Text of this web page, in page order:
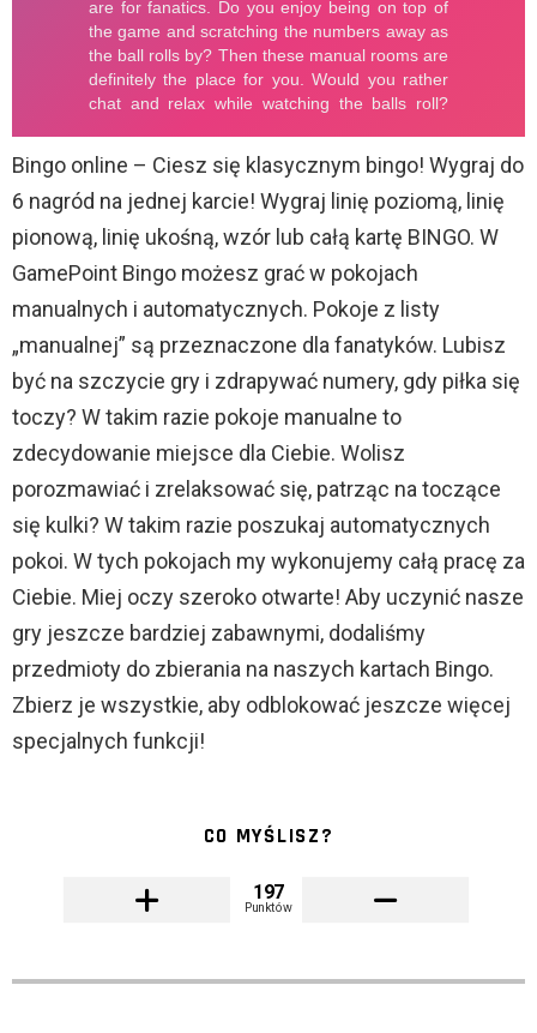
Bingo online – Ciesz się klasycznym bingo! Wygraj do
6 nagród na jednej karcie! Wygraj linię poziomą, linię
pionową, linię ukośną, wzór lub całą kartę BINGO. W
GamePoint Bingo możesz grać w pokojach
manualnych i automatycznych. Pokoje z listy
„manualnej” są przeznaczone dla fanatyków. Lubisz
być na szczycie gry i zdrapywać numery, gdy piłka się
toczy? W takim razie pokoje manualne to
zdecydowanie miejsce dla Ciebie. Wolisz
porozmawiać i zrelaksować się, patrząc na toczące
się kulki? W takim razie poszukaj automatycznych
pokoi. W tych pokojach my wykonujemy całą pracę za
Ciebie. Miej oczy szeroko otwarte! Aby uczynić nasze
gry jeszcze bardziej zabawnymi, dodaliśmy
przedmioty do zbierania na naszych kartach Bingo.
Zbierz je wszystkie, aby odblokować jeszcze więcej
specjalnych funkcji!
CO MYŚLISZ?
197
Punktów